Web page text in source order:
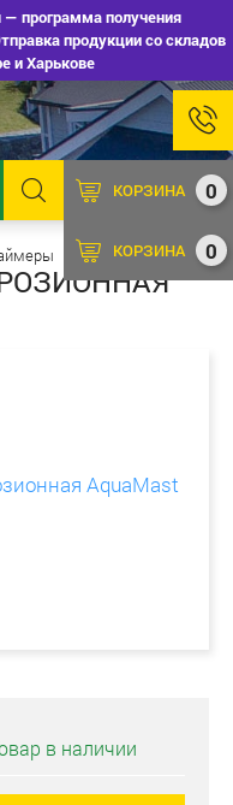
программа получения
продукции со складов
и Харькове
0
КОРЗИНА
0
КОРЗИНА
Мастики
в наличии